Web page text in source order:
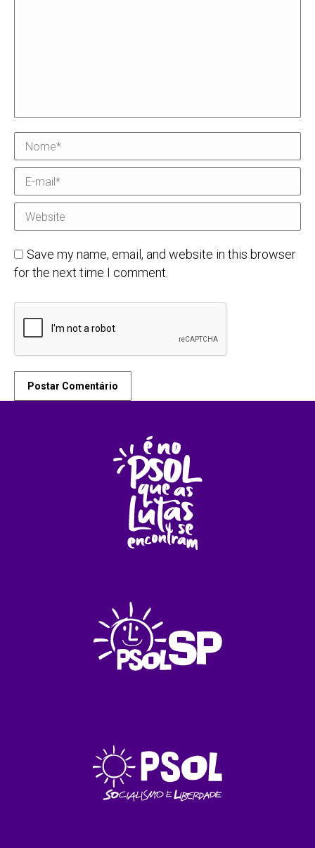
Nome *
E-mail *
Website
Save my name, email, and website in this browser
for the next time I comment.
Postar Comentário